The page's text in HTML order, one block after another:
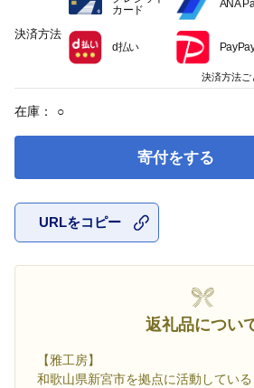
在庫： ○
寄付をする
URLをコピー
返礼品につい
【雅工房】
和歌山県新宮市を拠点に活動している
決済方法
カード
ANA
d払い
決済方法ご